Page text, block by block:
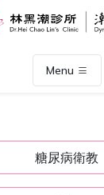
Menu
糖尿病衛教